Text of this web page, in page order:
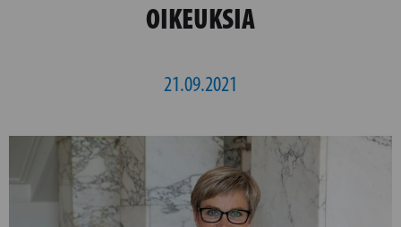
OIKEUKSIA
21.09.2021